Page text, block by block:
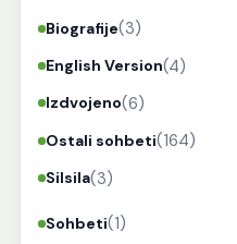
Biografije(3)
English Version(4)
Izdvojeno(6)
Ostali sohbeti(164)
Silsila(3)
Sohbeti(1)